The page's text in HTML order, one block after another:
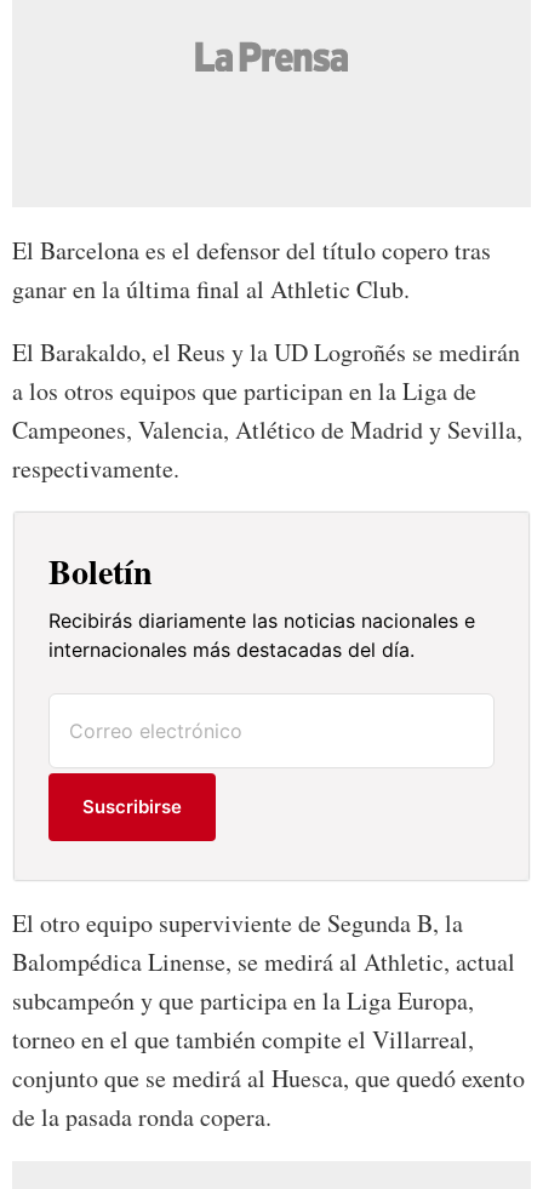
El Barcelona es el defensor del título copero tras
ganar en la última final al Athletic Club.
El Barakaldo, el Reus y la UD Logroñés se medirán
a los otros equipos que participan en la Liga de
Campeones, Valencia, Atlético de Madrid y Sevilla,
respectivamente.
Boletín
Recibirás diariamente las noticias nacionales e
internacionales más destacadas del día.
Suscribirse
El otro equipo superviviente de Segunda B, la
Balompédica Linense, se medirá al Athletic, actual
subcampeón y que participa en la Liga Europa,
torneo en el que también compite el Villarreal,
conjunto que se medirá al Huesca, que quedó exento
de la pasada ronda copera.